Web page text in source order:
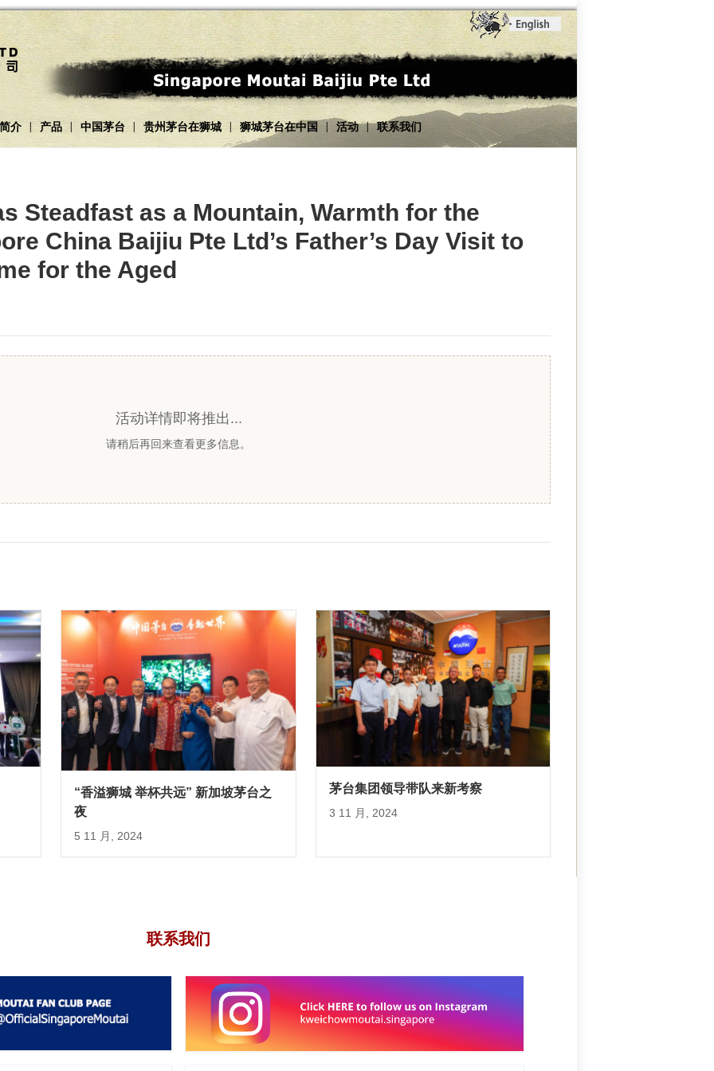
介 | 产品 | 中国茅台 | 贵州茅台在狮城 | 狮城茅台在中国 | 活动 | 联系我们
Steadfast as a Mountain, Warmth for the
China Baijiu Pte Ltd’s Father’s Day Visit to
for the Aged
活动详情即将推出...
请稍后再回来查看更多信息。
“香溢狮城 举杯共远” 新加坡茅台之
夜
5 11 月, 2024
茅台集团领导带队来新考察
3 11 月, 2024
联系我们